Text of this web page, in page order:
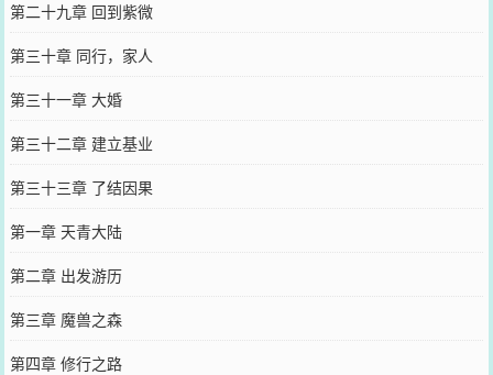
第二十九章 回到紫微
第三十章 同行，家人
第三十一章 大婚
第三十二章 建立基业
第三十三章 了结因果
第一章 天青大陆
第二章 出发游历
第三章 魔兽之森
第四章 修行之路